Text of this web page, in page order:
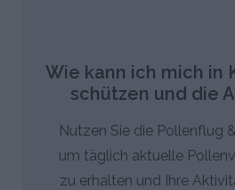
Wie kann ich mich in
schützen und die
Nutzen Sie die Pollenflug
um täglich aktuelle
zu erhalten und Ihre